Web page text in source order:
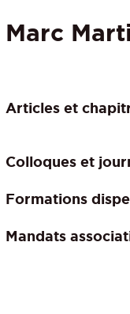
Marc
Articles et
Colloques et
Formations
Mandats